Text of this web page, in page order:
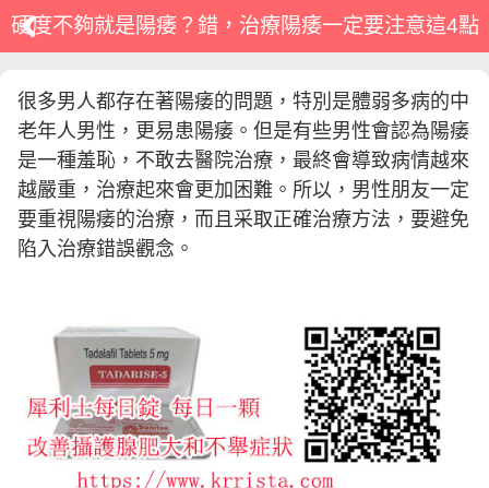
硬度不夠就是陽痿？錯，治療陽痿一定要注意這4點
很多男人都存在著陽痿的問題，特別是體弱多病的中
老年人男性，更易患陽痿。但是有些男性會認為陽痿
是一種羞恥，不敢去醫院治療，最終會導致病情越來
越嚴重，治療起來會更加困難。所以，男性朋友一定
要重視陽痿的治療，而且采取正確治療方法，要避免
陷入治療錯誤觀念。